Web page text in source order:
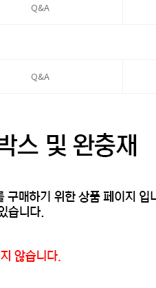
Q&A
Q&A